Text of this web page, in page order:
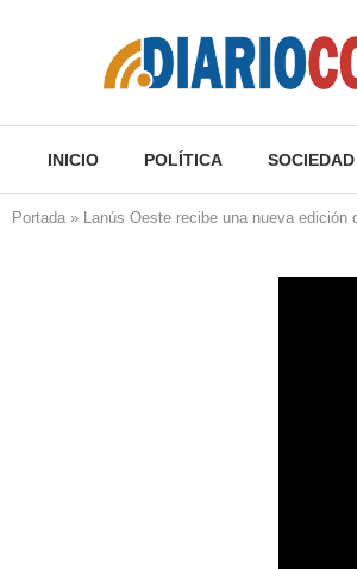
INICIO POLÍTICA SOCIEDAD
Portada » Lanús Oeste recibe una nueva edición